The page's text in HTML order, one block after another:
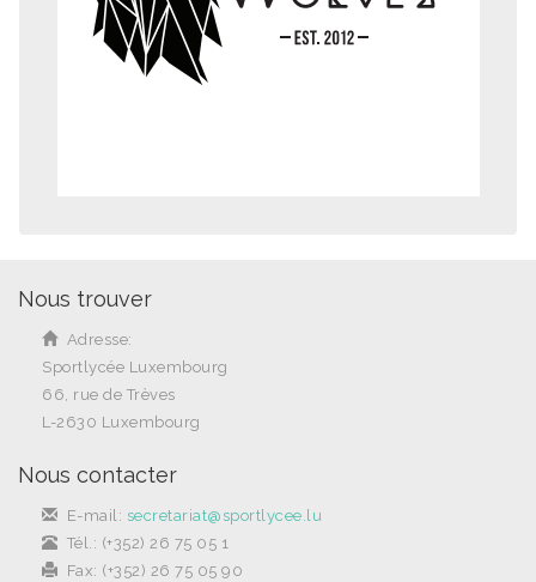
Nous trouver
Adresse:
Sportlycée Luxembourg
66, rue de Trèves
L-2630 Luxembourg
Nous contacter
E-mail: secretariat@sportlycee.lu
Tél.: (+352) 26 75 05 1
Fax: (+352) 26 75 05 90